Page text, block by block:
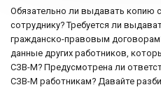
Обязательно ли выдавать копию
сотруднику? Требуется ли
гражданско-правовым
данные других работников,
СЗВ-М? Предусмотрена ли
СЗВ-М работникам? Давайте